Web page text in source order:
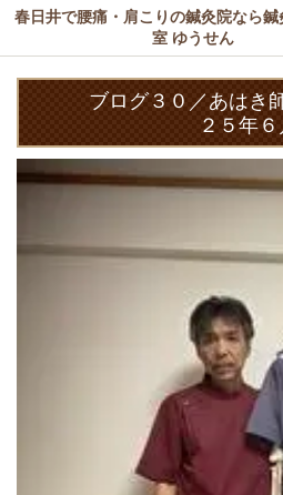
春日井で腰痛・肩こりの鍼灸院なら
室 ゆうせん
ブログ３０／あはき
２５年６